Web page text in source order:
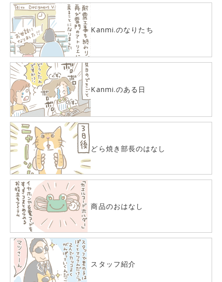
Kanmi.のなりたち
Kanmi.のある日
どら焼き部長のはなし
商品のおはなし
スタッフ紹介